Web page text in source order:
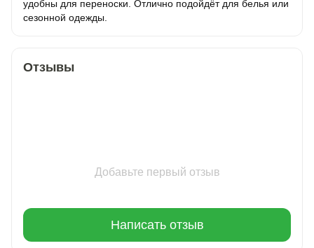
удобны для переноски. Отлично подойдёт для белья или
сезонной одежды.
Отзывы
Добавьте первый отзыв
Написать отзыв